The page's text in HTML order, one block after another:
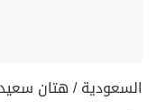
السعودية / هتان